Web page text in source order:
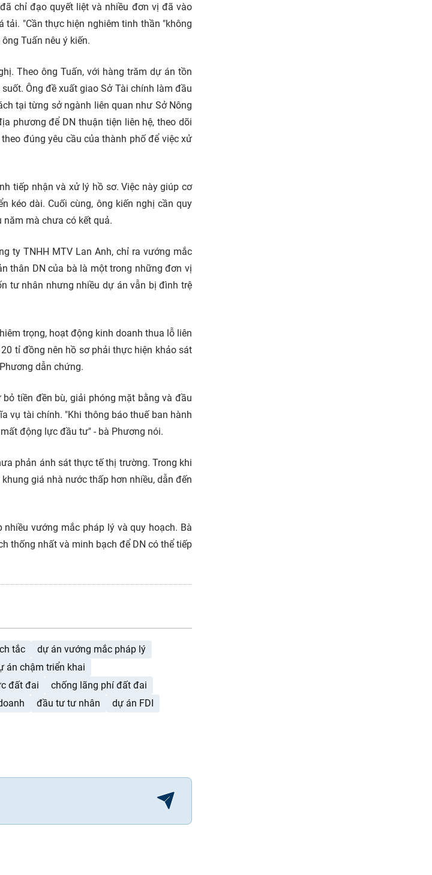
chỉ đạo quyết liệt và nhiều đơn vị đã vào
"Cần thực hiện nghiêm tinh thần "không
Tuấn nêu ý kiến.
Theo ông Tuấn, với hàng trăm dự án tồn
Ông đề xuất giao Sở Tài chính làm đầu
tại từng sở ngành liên quan như Sở Nông
phương để DN thuận tiện liên hệ, theo dõi
đúng yêu cầu của thành phố để việc xử
tiếp nhận và xử lý hồ sơ. Việc này giúp cơ
kéo dài. Cuối cùng, ông kiến nghị cần quy
mà chưa có kết quả.
ty TNHH MTV Lan Anh, chỉ ra vướng mắc
thân DN của bà là một trong những đơn vị
tư nhân nhưng nhiều dự án vẫn bị đình trệ
trọng, hoạt động kinh doanh thua lỗ liên
tỉ đồng nên hồ sơ phải thực hiện khảo sát
dẫn chứng.
tiền đền bù, giải phóng mặt bằng và đầu
vụ tài chính. "Khi thông báo thuế ban hành
động lực đầu tư" - bà Phương nói.
phản ánh sát thực tế thị trường. Trong khi
giá nhà nước thấp hơn nhiều, dẫn đến
vướng mắc pháp lý và quy hoạch. Bà
thống nhất và minh bạch để DN có thể tiếp
tắc
dự án vướng mắc pháp lý
án chậm triển khai
đất đai
chống lãng phí đất đai
đầu tư tư nhân
dự án FDI